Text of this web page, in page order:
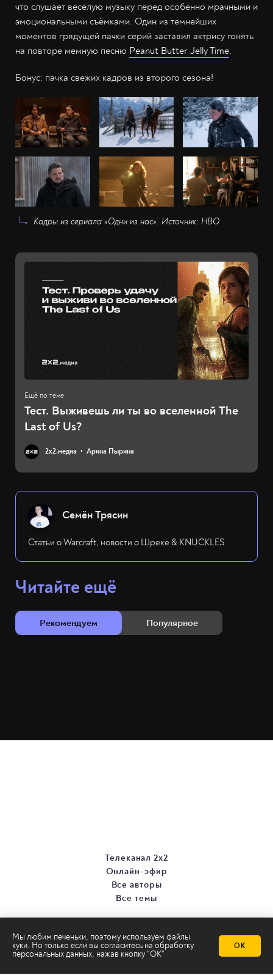
что слушает весёлую музыку перед особенно мрачными и
эмоциональными съёмками. Один из темнейших
моментов грядущей пачки серий заставил актрису гонять
на повторе мемную песню Peanut Butter Jelly Time.
Бонус: пачка свежих кадров из второго сезона!
Кадры из сериала «Одни из нас». Источник: HBO
Тест. Выживешь ли ты во вселенной The
Last of Us?
2х2.медиа Арина Пырина
Семён Трясин
Статьи о Warcraft, новости о Шреке & KNUCKLES
Читайте ещё
Рекомендуем Популярное
Мы любим печеньки, поэтому используем файлы
куки. Но только если вы согласитесь на обработку
персональных данных, нажав кнопку "ОК"
ОК
Телеканал 2х2
Онлайн-эфир
Все авторы
Все темы